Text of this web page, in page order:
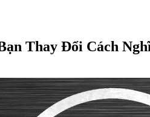
Thay Đổi Cách